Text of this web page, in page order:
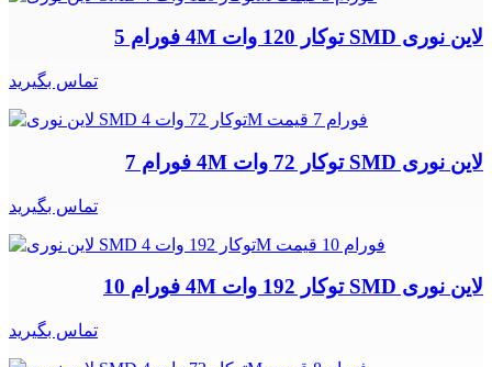
لاین نوری SMD توکار 120 وات 4M فورام 5
تماس بگیرید
لاین نوری SMD توکار 72 وات 4M فورام 7
تماس بگیرید
لاین نوری SMD توکار 192 وات 4M فورام 10
تماس بگیرید